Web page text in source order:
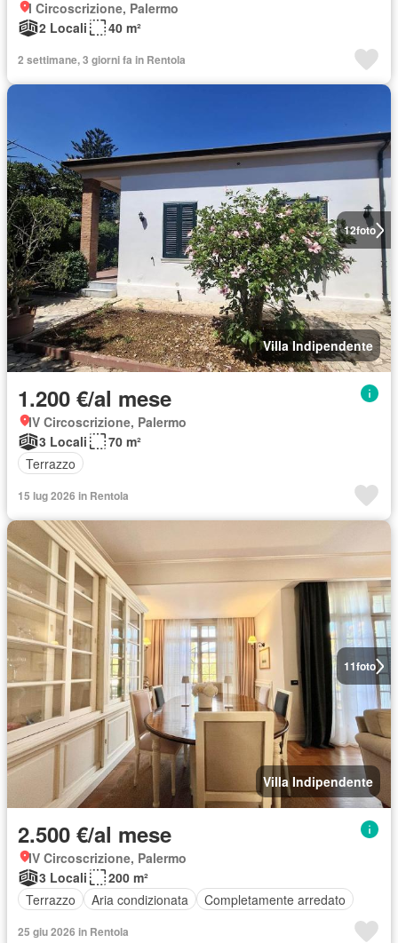
I Circoscrizione, Palermo
2 Locali
40 m²
2 settimane, 3 giorni fa in Rentola
12foto
Villa Indipendente
1.200 €/al mese
IV Circoscrizione, Palermo
3 Locali
70 m²
Terrazzo
15 lug 2026 in Rentola
11foto
Villa Indipendente
2.500 €/al mese
IV Circoscrizione, Palermo
3 Locali
200 m²
Terrazzo
Aria condizionata Completamente arredato
25 giu 2026 in Rentola